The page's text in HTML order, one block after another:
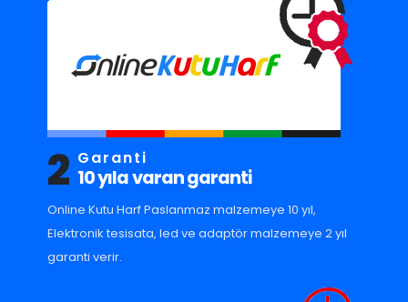
2 Garanti
10 yıla varan garanti
Online Kutu Harf Paslanmaz malzemeye 10 yıl,
Elektronik tesisata, led ve adaptör malzemeye 2 yıl
garanti verir.